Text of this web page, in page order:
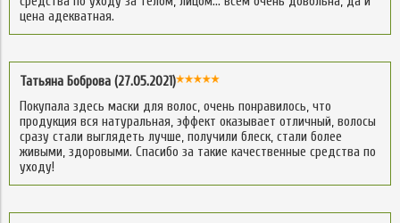
цена адекватная.
Татьяна Боброва (27.05.2021)
Покупала здесь маски для волос, очень понравилось, что
продукция вся натуральная, эффект оказывает отличный, волосы
сразу стали выглядеть лучше, получили блеск, стали более
живыми, здоровыми. Спасибо за такие качественные средства по
уходу!